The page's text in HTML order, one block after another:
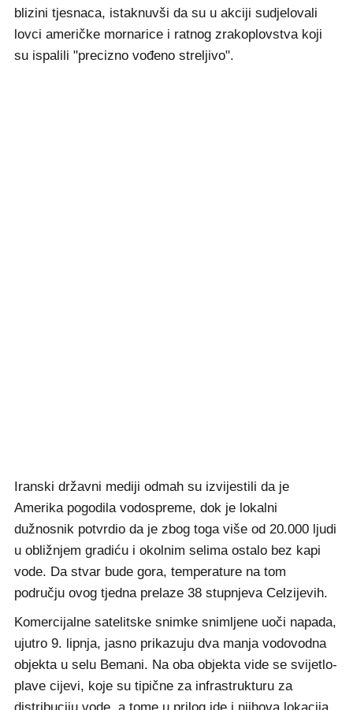
blizini tjesnaca, istaknuvši da su u akciji sudjelovali
lovci američke mornarice i ratnog zrakoplovstva koji
su ispalili "precizno vođeno streljivo".
Iranski državni mediji odmah su izvijestili da je
Amerika pogodila vodospreme, dok je lokalni
dužnosnik potvrdio da je zbog toga više od 20.000 ljudi
u obližnjem gradiću i okolnim selima ostalo bez kapi
vode. Da stvar bude gora, temperature na tom
području ovog tjedna prelaze 38 stupnjeva Celzijevih.
Komercijalne satelitske snimke snimljene uoči napada,
ujutro 9. lipnja, jasno prikazuju dva manja vodovodna
objekta u selu Bemani. Na oba objekta vide se svijetlo-
plave cijevi, koje su tipične za infrastrukturu za